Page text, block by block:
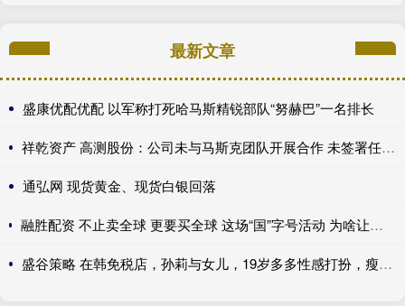
最新文章
盛康优配优配 以军称打死哈马斯精锐部队“努赫巴”一名排长
祥乾资产 高测股份：公司未与马斯克团队开展合作 未签署任何框架性协议或正式协议
通弘网 现货黄金、现货白银回落
融胜配资 不止卖全球 更要买全球 这场“国”字号活动 为啥让中外商会、企业沸腾了？｜一探
盛谷策略 在韩免税店，孙莉与女儿，19岁多多性感打扮，瘦腿如画_母女_亲情_母亲